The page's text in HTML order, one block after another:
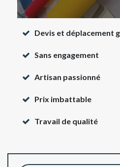
Devis et déplacement
Sans engagement
Artisan passionné
Prix imbattable
Travail de qualité